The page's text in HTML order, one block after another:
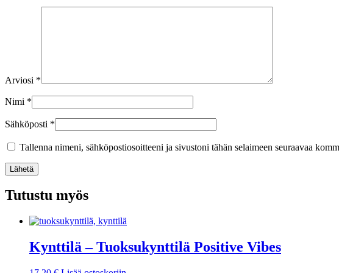
Arviosi *
Nimi *
Sähköposti *
Tallenna nimeni, sähköpostiosoitteeni ja sivustoni tähän selaimeen seuraavaa
Lähetä
Tutustu myös
Kynttilä – Tuoksukynttilä Positive Vibes